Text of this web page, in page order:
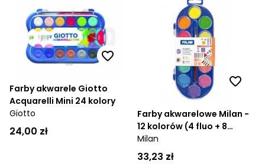
Farby akwarele Giotto
Acquarelli Mini 24 kolory
Giotto
24,00 zł
Farby akwarelowe Milan -
12 kolorów (4 fluo + 8
metalizowanych) + pędzel
(0531512)
Milan
33,23 zł